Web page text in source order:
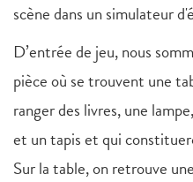
scène dans un simulateur
D’entrée de jeu, nous
pièce où se trouvent une
ranger des livres, une
et un tapis et qui
Sur la table, on retrouve